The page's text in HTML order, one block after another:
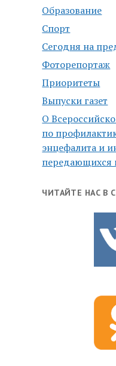
Образование
Спорт
Сегодня на
Фоторепортаж
Приоритеты
Выпуски газет
О
по
энцефалита и
передающихся
ЧИТАЙТЕ НАС В